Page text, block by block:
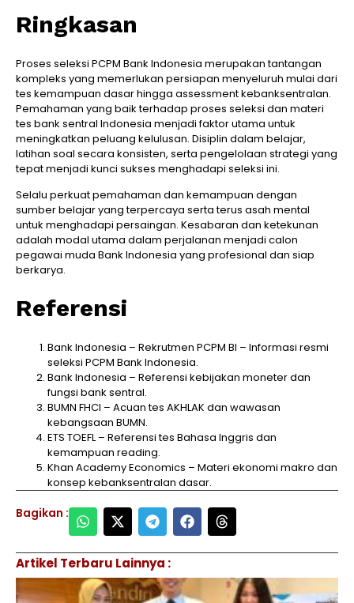
Ringkasan
Proses seleksi PCPM Bank Indonesia merupakan tantangan
kompleks yang memerlukan persiapan menyeluruh mulai dari
tes kemampuan dasar hingga assessment kebanksentralan.
Pemahaman yang baik terhadap proses seleksi dan materi
tes bank sentral Indonesia menjadi faktor utama untuk
meningkatkan peluang kelulusan. Disiplin dalam belajar,
latihan soal secara konsisten, serta pengelolaan strategi yang
tepat menjadi kunci sukses menghadapi seleksi ini.
Selalu perkuat pemahaman dan kemampuan dengan
sumber belajar yang terpercaya serta terus asah mental
untuk menghadapi persaingan. Kesabaran dan ketekunan
adalah modal utama dalam perjalanan menjadi calon
pegawai muda Bank Indonesia yang profesional dan siap
berkarya.
Referensi
Bank Indonesia – Rekrutmen PCPM BI – Informasi resmi
seleksi PCPM Bank Indonesia.
Bank Indonesia – Referensi kebijakan moneter dan
fungsi bank sentral.
BUMN FHCI – Acuan tes AKHLAK dan wawasan
kebangsaan BUMN.
ETS TOEFL – Referensi tes Bahasa Inggris dan
kemampuan reading.
Khan Academy Economics – Materi ekonomi makro dan
konsep kebanksentralan dasar.
Bagikan :
Artikel Terbaru Lainnya :